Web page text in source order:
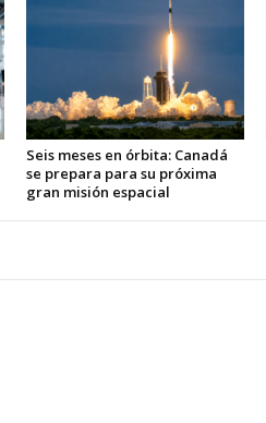
Seis meses en órbita: Canadá
se prepara para su próxima
gran misión espacial